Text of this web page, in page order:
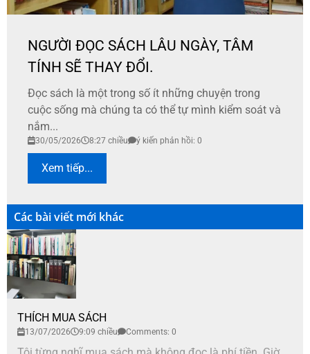
NGƯỜI ĐỌC SÁCH LÂU NGÀY, TÂM
TÍNH SẼ THAY ĐỔI.
Đọc sách là một trong số ít những chuyện trong
cuộc sống mà chúng ta có thể tự mình kiểm soát và
nắm...
30/05/2026 8:27 chiều ý kiến phản hồi: 0
Xem tiếp...
Các bài viết mới khác
THÍCH MUA SÁCH
13/07/2026 9:09 chiều Comments: 0